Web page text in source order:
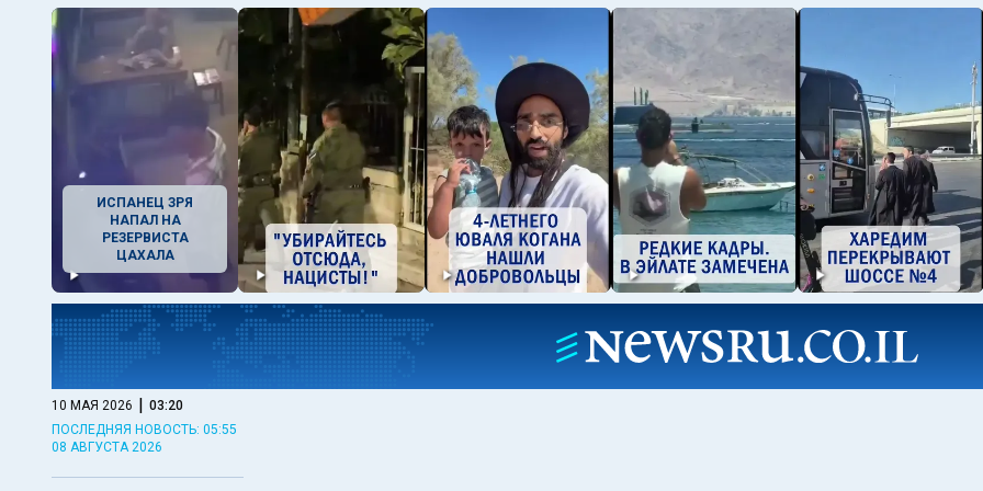
ИСПАНЕЦ ЗРЯ
НАПАЛ НА
РЕЗЕРВИСТА
ЦАХАЛА
10 МАЯ 2026 | 03:20
ПОСЛЕДНЯЯ НОВОСТЬ: 05:55
08 АВГУСТА 2026